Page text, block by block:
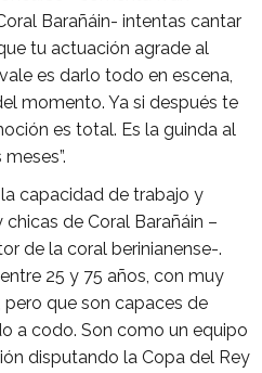
Barañáin- intentas cantar
tu actuación agrade al
es darlo todo en escena,
momento. Ya si después te
es total. Es la guinda al
capacidad de trabajo y
de Coral Barañáin –
de la coral berinianense-.
25 y 75 años, con muy
que son capaces de
a codo. Son como un equipo
disputando la Copa del Rey